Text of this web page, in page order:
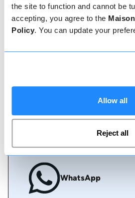
the site to function and cannot be
accepting, you agree to the
Policy. You can update your
Allow all
Reject all
Réserver en ligne
WhatsApp